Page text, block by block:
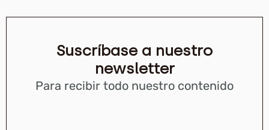
Suscríbase a nuestro
newsletter
Para recibir todo nuestro contenido